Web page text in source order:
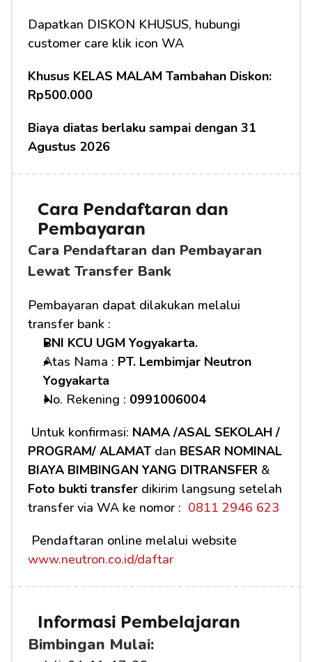
Dapatkan DISKON KHUSUS, hubungi
customer care klik icon WA
Khusus KELAS MALAM Tambahan Diskon:
Rp500.000
Biaya diatas berlaku sampai dengan 31
Agustus 2026
Cara Pendaftaran dan
Pembayaran
Cara Pendaftaran dan Pembayaran
Lewat Transfer Bank
Pembayaran dapat dilakukan melalui
transfer bank :
BNI KCU UGM Yogyakarta.
Atas Nama : PT. Lembimjar Neutron
Yogyakarta
No. Rekening : 0991006004
Untuk konfirmasi: NAMA /ASAL SEKOLAH /
PROGRAM/ ALAMAT dan BESAR NOMINAL
BIAYA BIMBINGAN YANG DITRANSFER
Foto bukti transfer dikirim langsung setelah
transfer via WA ke nomor : 0811 2946 623
www.neutron.co.id/daftar
Informasi Pembelajaran
Bimbingan Mulai: